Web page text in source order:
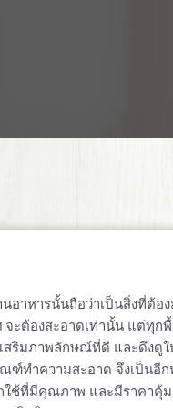
อาหารนั้นถือว่าเป็นสิ่งที่ต้
จะต้องสะอาดเท่านั้น แต่ทุก
สริมภาพลักษณ์ที่ดี และดึงดู
ทำความสะอาด จึงเป็นอีก
กใช้ที่มีคุณภาพ และมีราคา